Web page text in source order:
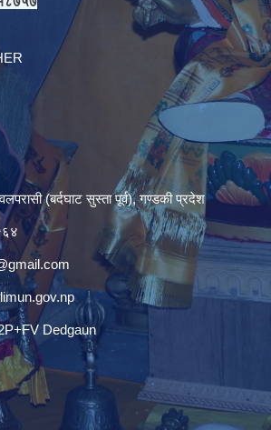
(बर्दघाट सुस्ता पूर्व), गण्डकी प्रदेश
Dedgaun